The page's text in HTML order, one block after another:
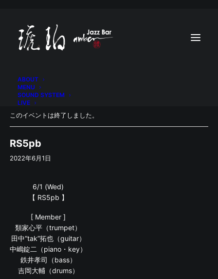
ABOUT
MENU
SOUND SYSTEM
LIVE
このイベントは終了しました。
RS5pb
2022年6月1日
6/1 (Wed)
【 RS5pb 】
[ Member ]
類家心平（trumpet）
田中“tak”拓也（guitar）
中嶋錠二（piano・key）
鉄井孝司（bass）
吉岡大輔（drums）